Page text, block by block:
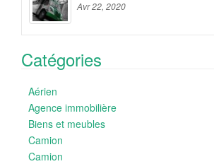
Avr 22, 2020
Catégories
Aérien
Agence immobilière
Biens et meubles
Camion
Camion